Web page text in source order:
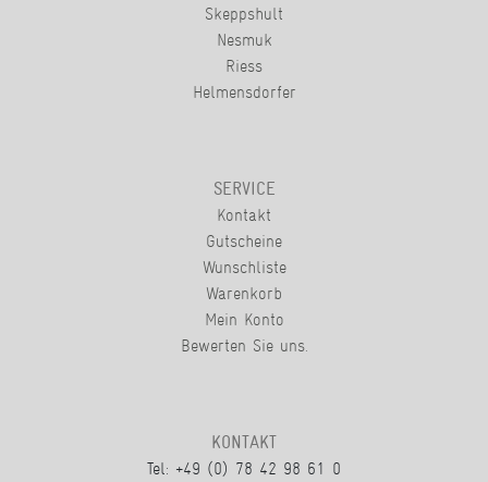
Skeppshult
Nesmuk
Riess
Helmensdorfer
SERVICE
Kontakt
Gutscheine
Wunschliste
Warenkorb
Mein Konto
Bewerten Sie uns.
KONTAKT
Tel: +49 (0) 78 42 98 61 0